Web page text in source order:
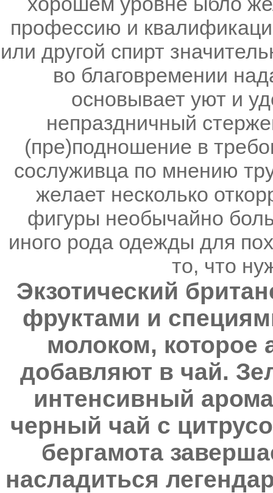
профессию и
или другой спирт
во благовремении
основывает уют и
непраздничный
(пре)подношение в
сослуживца по мнению
желает несколько
фигуры необычайно
иного рода одежды для
то, что
Экзотический
фруктами и
молоком, которое
добавляют в чай.
интенсивный
черный чай с
бергамота
насладиться